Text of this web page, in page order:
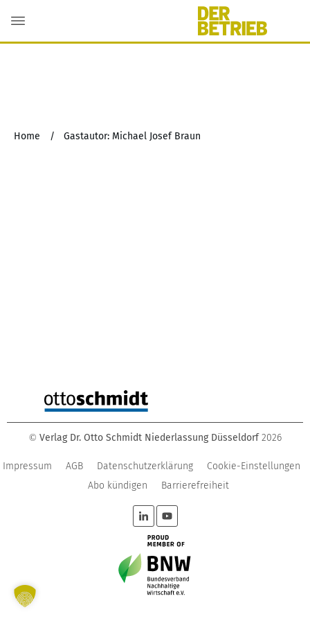
Home / Gastautor: Michael Josef Braun
© Verlag Dr. Otto Schmidt Niederlassung Düsseldorf 2026
Impressum AGB Datenschutzerklärung
Cookie-Einstellungen
Abo kündigen
Barrierefreiheit